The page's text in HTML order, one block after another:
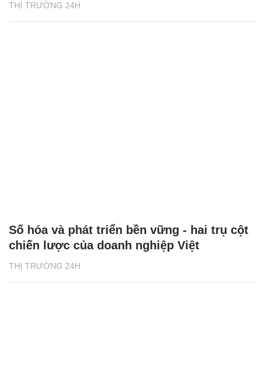
THỊ TRƯỜNG 24H
THỊ TRƯỜNG 24H
Số hóa và phát triển bền vững - hai trụ cột
chiến lược của doanh nghiệp Việt